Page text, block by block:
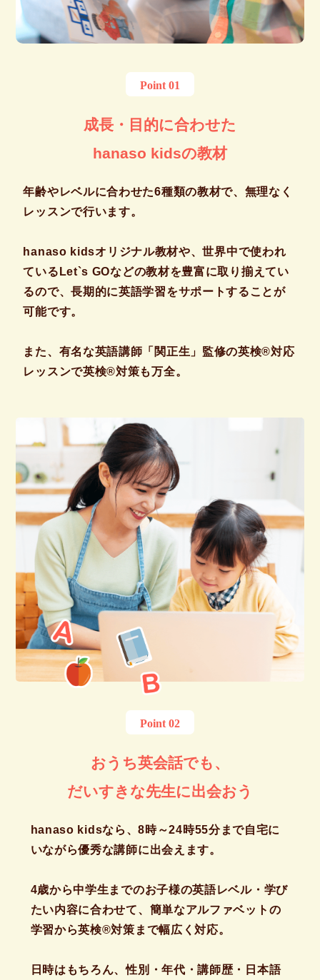
Point 01
成長・目的に合わせた
hanaso kidsの教材
年齢やレベルに合わせた6種類の教材で、無理なく
レッスンで行います。
hanaso kidsオリジナル教材や、世界中で使われ
ているLet`s GOなどの教材を豊富に取り揃えてい
るので、長期的に英語学習をサポートすることが
可能です。
また、有名な英語講師「関正生」監修の英検®対応
レッスンで英検®対策も万全。
Point 02
おうち英会話でも、
だいすきな先生に出会おう
hanaso kidsなら、8時～24時55分まで自宅に
いながら優秀な講師に出会えます。
4歳から中学生までのお子様の英語レベル・学び
たい内容に合わせて、簡単なアルファベットの
学習から英検®対策まで幅広く対応。
日時はもちろん、性別・年代・講師歴・日本語